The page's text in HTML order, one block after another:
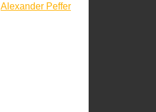
Alexander Peffer